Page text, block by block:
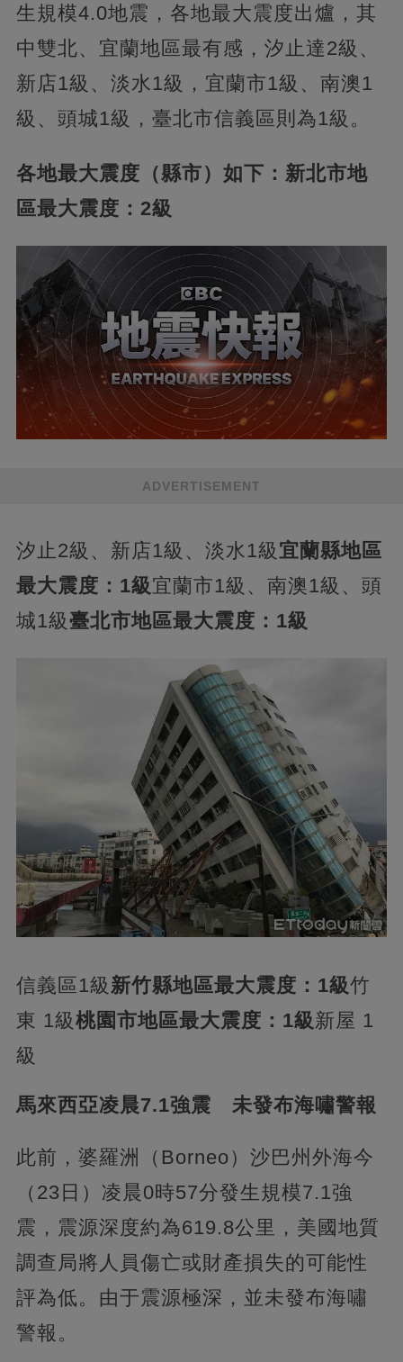
生規模4.0地震，各地最大震度出爐，其
中雙北、宜蘭地區最有感，汐止達2級、
新店1級、淡水1級，宜蘭市1級、南澳1
級、頭城1級，臺北市信義區則為1級。
各地最大震度（縣市）如下： 新北市地
區最大震度：2級
ADVERTISEMENT
汐止2級、新店1級、淡水1級宜蘭縣地區
最大震度：1級宜蘭市1級、南澳1級、頭
城1級臺北市地區最大震度：1級
信義區1級 新竹縣地區最大震度：1級竹
東 1級桃園市地區最大震度：1級新屋 1
級
馬來西亞凌晨7.1強震 未發布海嘯警報
此前，婆羅洲（Borneo）沙巴州外海今
（23日）凌晨0時57分發生規模7.1強
震，震源深度約為619.8公里，美國地質
調查局將人員傷亡或財產損失的可能性
評為低。由于震源極深，並未發布海嘯
警報。